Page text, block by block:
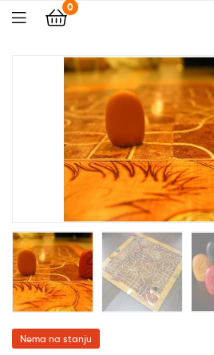
0
Nema na stanju